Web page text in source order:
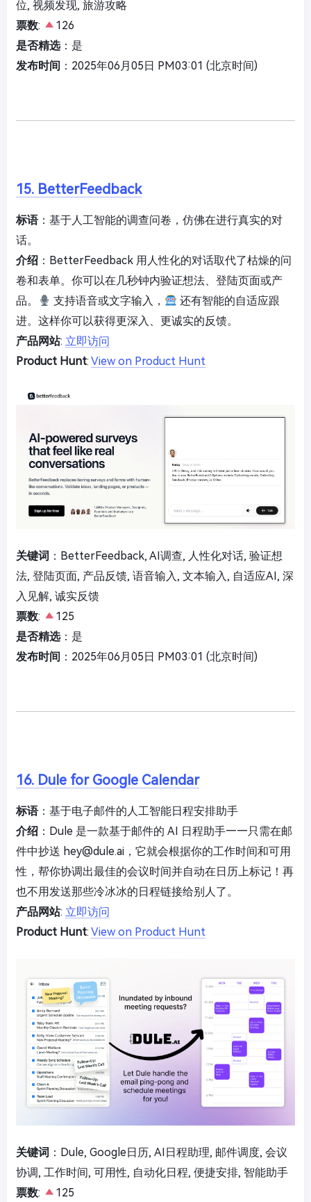
位, 视频发现, 旅游攻略
票数:
126
是否精选：是
发布时间 ：2025年06月05日 PM03:01 (北京时间)
15. BetterFeedback
标语：基于人工智能的调查问卷，仿佛在进行真实的对
话。
介绍 ：BetterFeedback 用人性化的对话取代了枯燥的问
卷和表单。你可以在几秒钟内验证想法、登陆页面或产
品。
支持语音或文字输入，
还有智能的自适应跟
进。这样你可以获得更深入、更诚实的反馈。
产品网站: 立即访问
Product Hunt: View on Product Hunt
关键词 ：BetterFeedback, AI调查, 人性化对话, 验证想
法, 登陆页面, 产品反馈, 语音输入, 文本输入, 自适应AI, 深
入见解, 诚实反馈
票数:
125
是否精选：是
发布时间 ：2025年06月05日 PM03:01 (北京时间)
16. Dule for Google Calendar
标语：基于电子邮件的人工智能日程安排助手
介绍 ：Dule 是一款基于邮件的 AI 日程助手——只需在邮
件中抄送 hey@dule.ai ，它就会根据你的工作时间和可用
性，帮你协调出最佳的会议时间并自动在日历上标记！再
也不用发送那些冷冰冰的日程链接给别人了。
产品网站: 立即访问
Product Hunt: View on Product Hunt
关键词 ：Dule, Google日历, AI日程助理, 邮件调度, 会议
协调, 工作时间, 可用性, 自动化日程, 便捷安排, 智能助手
票数: 125